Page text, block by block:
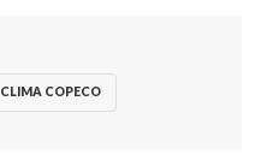
CLIMA COPECO